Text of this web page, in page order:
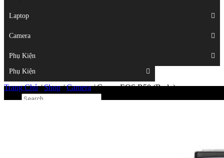
Displays
Laptop
Camera
Phụ Kiện
Laptop
Camera
Phụ Kiện
Top
Trang Chủ/Shop/Camera/Canon EOS R50 (Body)